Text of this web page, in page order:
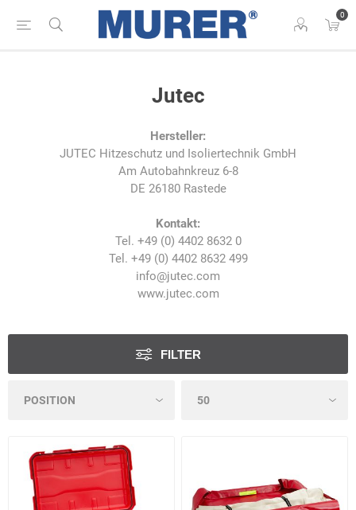
0
Jutec
Hersteller:
JUTEC Hitzeschutz und Isoliertechnik GmbH
Am Autobahnkreuz 6-8
DE 26180 Rastede
Kontakt:
Tel. +49 (0) 4402 8632 0
Tel. +49 (0) 4402 8632 499
info@jutec.com
www.jutec.com
FILTER